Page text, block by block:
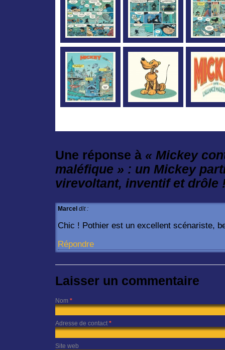
Une réponse à « Mickey
maléfique » : un Mickey
virevoltant, inventif et drôle
Marcel dit :
Chic ! Pothier est un excellent scénariste,
Répondre
Laisser un commentaire
Nom *
Adresse de contact *
Site web